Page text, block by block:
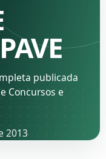
publicada
Concursos e
2013